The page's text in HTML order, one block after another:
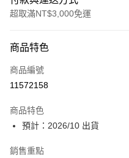
超取滿NT$3,000免運
信用卡一次付款
超商取貨付款
ATM付款
運送方式
商品特色
商品編號
11572158
商品特色
預計：2026/10 出貨
銷售重點